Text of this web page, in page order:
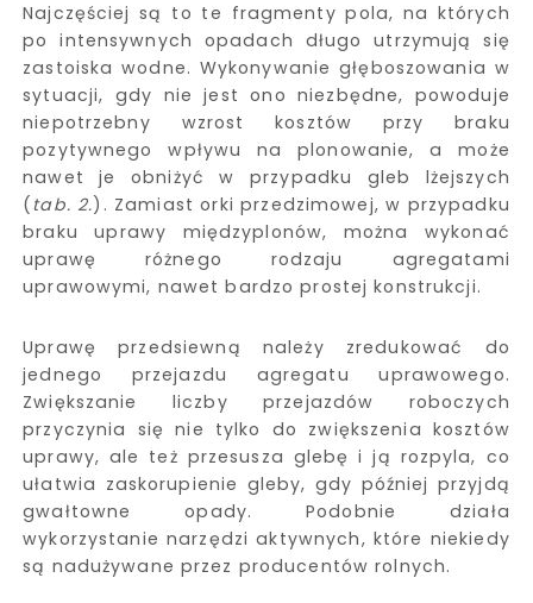
Najczęściej są to te fragmenty pola, na których
po intensywnych opadach długo utrzymują się
zastoiska wodne. Wykonywanie głęboszowania w
sytuacji, gdy nie jest ono niezbędne, powoduje
niepotrzebny wzrost kosztów przy braku
pozytywnego wpływu na plonowanie, a może
nawet je obniżyć w przypadku gleb lżejszych
(tab. 2.). Zamiast orki przedzimowej, w przypadku
braku uprawy międzyplonów, można wykonać
uprawę różnego rodzaju agregatami
uprawowymi, nawet bardzo prostej konstrukcji.
Uprawę przedsiewną należy zredukować do
jednego przejazdu agregatu uprawowego.
Zwiększanie liczby przejazdów roboczych
przyczynia się nie tylko do zwiększenia kosztów
uprawy, ale też przesusza glebę i ją rozpyla, co
ułatwia zaskorupienie gleby, gdy później przyjdą
gwałtowne opady. Podobnie działa
wykorzystanie narzędzi aktywnych, które niekiedy
są nadużywane przez producentów rolnych.